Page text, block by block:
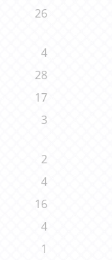
26
4
28
17
3
2
4
16
4
1